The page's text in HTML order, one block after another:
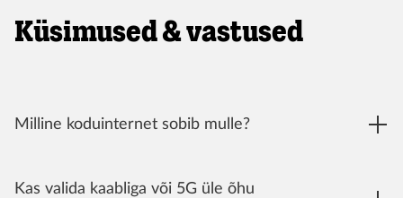
Küsimused & vastused
Milline koduinternet sobib mulle?
Kas valida kaabliga või 5G üle õhu